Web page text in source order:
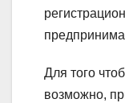
Для того
возможно,